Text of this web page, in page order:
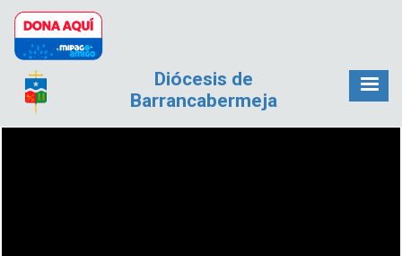
Pasar al contenido principal
Diócesis de
Barrancabermeja